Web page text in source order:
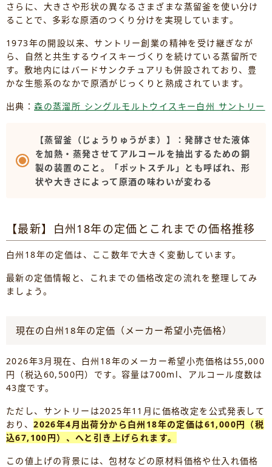
さらに、大きさや形状の異なるさまざまな蒸留釜を使い分け
ることで、多彩な原酒のつくり分けを実現しています。
1973年の開設以来、サントリー創業の精神を受け継ぎなが
ら、自然と共生するウイスキーづくりを続けている蒸留所で
す。敷地内にはバードサンクチュアリも併設されており、豊
かな生態系のなかで原酒がじっくりと熟成されています。
出典：森の蒸溜所 シングルモルトウイスキー白州 サントリー
【蒸留釜（じょうりゅうがま）】：発酵させた液体
を加熱・蒸発させてアルコールを抽出するための銅
製の装置のこと。「ポットスチル」とも呼ばれ、形
状や大きさによって原酒の味わいが変わる
【最新】白州18年の定価とこれまでの価格推移
白州18年の定価は、ここ数年で大きく変動しています。
最新の定価情報と、これまでの価格改定の流れを整理してみ
ましょう。
現在の白州18年の定価（メーカー希望小売価格）
2026年3月現在、白州18年のメーカー希望小売価格は55,000
円（税込60,500円）です。容量は700ml、アルコール度数は
43度です。
ただし、サントリーは2025年11月に価格改定を公式発表して
おり、2026年4月出荷分から白州18年の定価は61,000円（税
込67,100円）、へと引き上げられます。
この値上げの背景には、包材などの原材料価格や仕入れ価格